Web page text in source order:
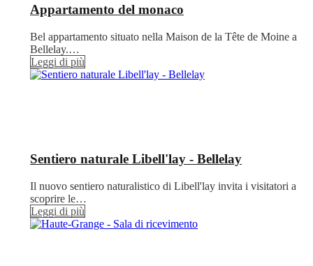
Appartamento del monaco
Bel appartamento situato nella Maison de la Tête de Moine a
Bellelay.…
Leggi di più
Sentiero naturale Libell'lay - Bellelay
Il nuovo sentiero naturalistico di Libell'lay invita i visitatori a
scoprire le…
Leggi di più